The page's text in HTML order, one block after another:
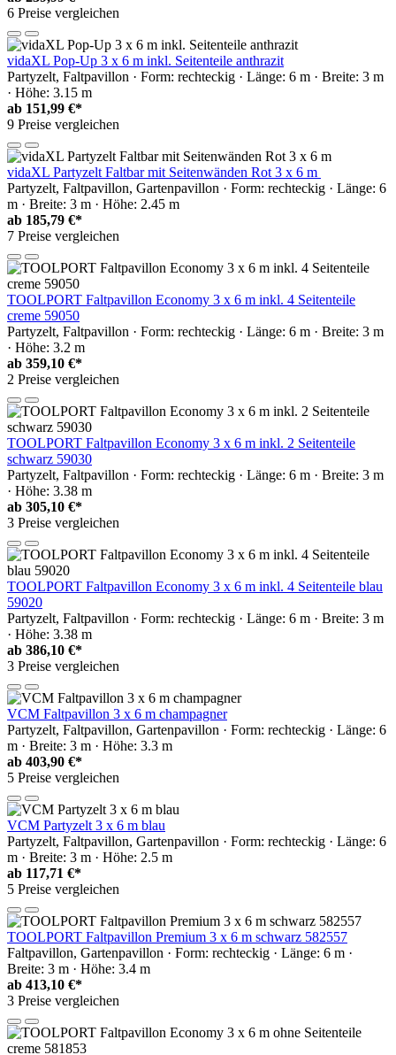
6 Preise vergleichen
vidaXL Pop-Up 3 x 6 m inkl. Seitenteile anthrazit
Partyzelt, Faltpavillon · Form: rechteckig · Länge: 6 m · Breite: 3 m
· Höhe: 3.15 m
ab 151,99 €*
9 Preise vergleichen
vidaXL Partyzelt Faltbar mit Seitenwänden Rot 3 x 6 m
Partyzelt, Faltpavillon, Gartenpavillon · Form: rechteckig · Länge: 6
m · Breite: 3 m · Höhe: 2.45 m
ab 185,79 €*
7 Preise vergleichen
TOOLPORT Faltpavillon Economy 3 x 6 m inkl. 4 Seitenteile
creme 59050
Partyzelt, Faltpavillon · Form: rechteckig · Länge: 6 m · Breite: 3 m
· Höhe: 3.2 m
ab 359,10 €*
2 Preise vergleichen
TOOLPORT Faltpavillon Economy 3 x 6 m inkl. 2 Seitenteile
schwarz 59030
Partyzelt, Faltpavillon · Form: rechteckig · Länge: 6 m · Breite: 3 m
· Höhe: 3.38 m
ab 305,10 €*
3 Preise vergleichen
TOOLPORT Faltpavillon Economy 3 x 6 m inkl. 4 Seitenteile blau
59020
Partyzelt, Faltpavillon · Form: rechteckig · Länge: 6 m · Breite: 3 m
· Höhe: 3.38 m
ab 386,10 €*
3 Preise vergleichen
VCM Faltpavillon 3 x 6 m champagner
Partyzelt, Faltpavillon, Gartenpavillon · Form: rechteckig · Länge: 6
m · Breite: 3 m · Höhe: 3.3 m
ab 403,90 €*
5 Preise vergleichen
VCM Partyzelt 3 x 6 m blau
Partyzelt, Faltpavillon, Gartenpavillon · Form: rechteckig · Länge: 6
m · Breite: 3 m · Höhe: 2.5 m
ab 117,71 €*
5 Preise vergleichen
TOOLPORT Faltpavillon Premium 3 x 6 m schwarz 582557
Faltpavillon, Gartenpavillon · Form: rechteckig · Länge: 6 m ·
Breite: 3 m · Höhe: 3.4 m
ab 413,10 €*
3 Preise vergleichen